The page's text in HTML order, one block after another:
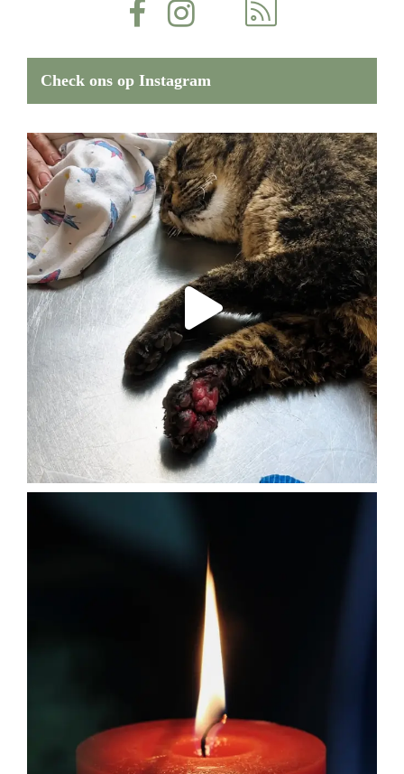
Check ons op Instagram